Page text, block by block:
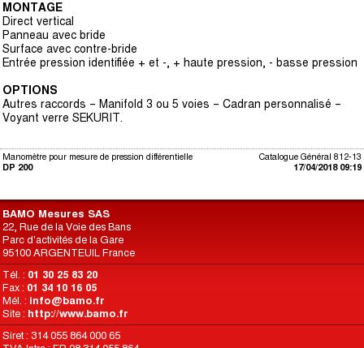
MONTAGE
Direct vertical
Panneau avec bride
Surface avec contre-bride
Entrée pression identifiée + et -, + haute pression, - basse pression
OPTIONS
Autres raccords – Manifold 3 ou 5 voies – Cadran personnalisé –
Voyant verre SEKURIT.
Catalogue Général 812-13
17/04/2018 09:19
Manomètre pour mesure de pression différentielle
DP 200
BAMO Mesures SAS
22, Rue de la Voie des Bans
Parc d'activités de la Gare
95100 ARGENTEUIL France
Tél. : 01 30 25 83 20
Fax : 01 34 10 16 05
Mél. : info@bamo.fr
Site : http://www.bamo.fr
Siret : 314 055 864 000 65